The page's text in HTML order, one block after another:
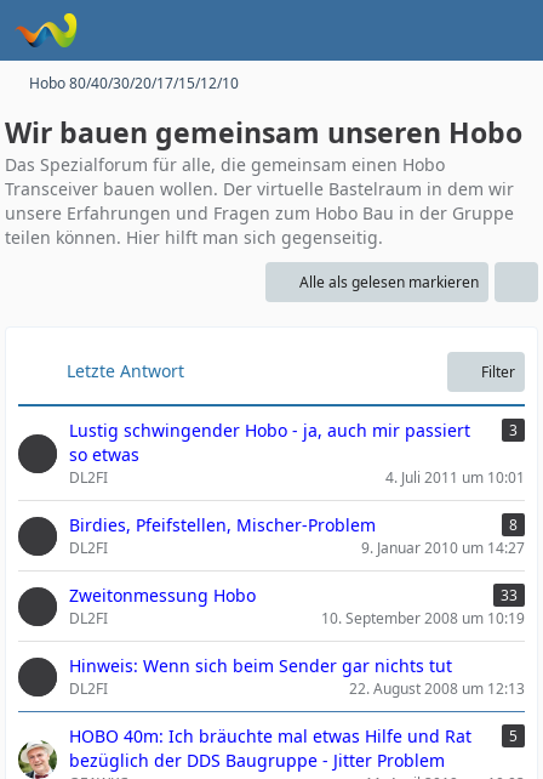
Hobo 80/40/30/20/17/15/12/10
Wir bauen gemeinsam unseren Hobo
Das Spezialforum für alle, die gemeinsam einen Hobo
Transceiver bauen wollen. Der virtuelle Bastelraum in dem wir
unsere Erfahrungen und Fragen zum Hobo Bau in der Gruppe
teilen können. Hier hilft man sich gegenseitig.
Alle als gelesen markieren
Letzte Antwort Filter
Lustig schwingender Hobo - ja, auch mir passiert
so etwas
3
DL2FI 4. Juli 2011 um 10:01
Birdies, Pfeifstellen, Mischer-Problem
8
DL2FI
9. Januar 2010 um 14:27
Zweitonmessung Hobo
33
DL2FI
10. September 2008 um 10:19
Hinweis: Wenn sich beim Sender gar nichts tut
DL2FI 22. August 2008 um 12:13
HOBO 40m: Ich bräuchte mal etwas Hilfe und Rat
bezüglich der DDS Baugruppe - Jitter Problem
5